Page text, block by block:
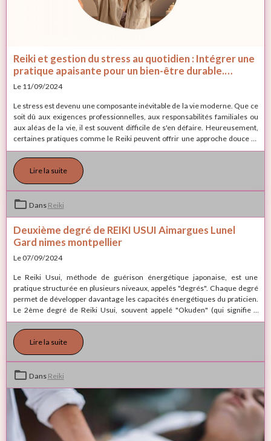
Reiki et gestion du stress au quotidien : Intégrer une
pratique apaisante pour un bien-être durable.
Formation AImargues Gard.
Le 11/09/2024
Le stress est devenu une composante inévitable de la vie moderne. Que ce
soit dû aux exigences professionnelles, aux responsabilités familiales ou
aux aléas de la vie, il est souvent difficile de s'en défaire. Heureusement,
certaines pratiques comme le Reiki peuvent offrir une approche douce et
naturelle pour gérer le stress au quotidien. Dans cet article, nous allons
explorer comment le Reiki peut devenir un outil puissant pour équilibrer les
énergies et apaiser l’esprit, tout en offrant des conseils pratiques pour
l’intégrer dans votre routine quotidienne.
Lire la suite
Dans Reiki
Deuxième degré de REIKI USUI Aimargues Lunel
Gard nimes montpellier
Le 07/09/2024
Le Reiki Usui, méthode de guérison énergétique japonaise, est une
pratique structurée en plusieurs niveaux, appelés "degrés". Chaque degré
permet de développer davantage les capacités énergétiques du praticien.
Le 2ème degré de Reiki Usui, souvent appelé "Okuden" (qui signifie «
enseignement intérieur » en japonais), représente une étape importante
pour ceux qui souhaitent approfondir leur connexion avec l'énergie
universelle
Lire la suite
Dans Reiki